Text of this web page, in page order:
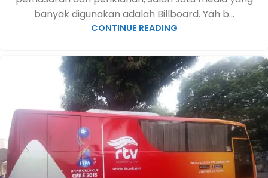
banyak digunakan adalah Billboard. Yah b...
CONTINUE READING